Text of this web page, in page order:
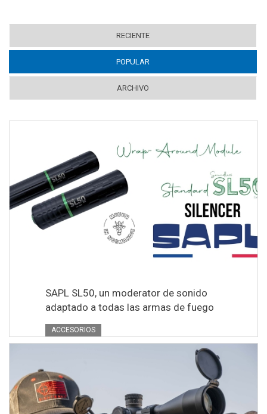
RECIENTE
POPULAR
ARCHIVO
SAPL SL50, un moderator de sonido
adaptado a todas las armas de fuego
ACCESORIOS